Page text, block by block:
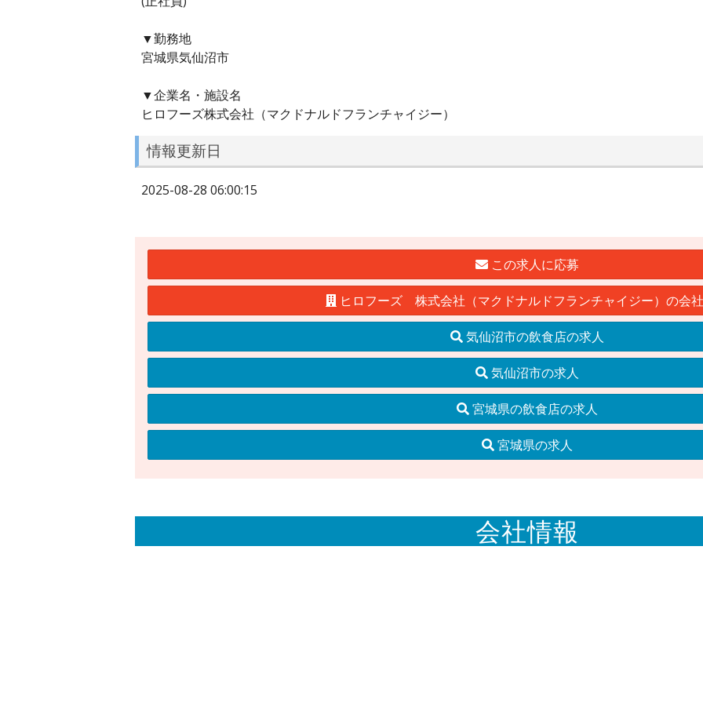
▼勤務地
宮城県気仙沼市
▼企業名・施設名
ヒロフーズ株式会社（マクドナルドフランチャイジー）
情報更新日
2025-08-28 06:00:15
この求人に応募
ヒロフーズ 株式会社（マクドナルドフランチャイジー）の会
気仙沼市の飲食店の求人
気仙沼市の求人
宮城県の飲食店の求人
宮城県の求人
会社情報